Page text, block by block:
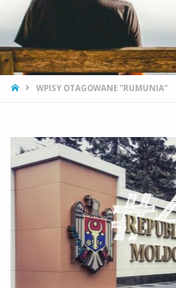
STRONA
WPISY OTAGOWANE "RUMUNIA"